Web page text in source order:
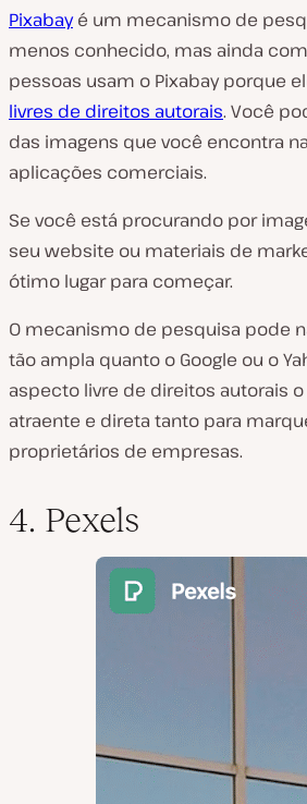
Pixabayé um mecanismo de
menos conhecido, mas ainda
pessoas usam o Pixabay porque
livres de direitos autorais. Você
das imagens que você encontra
aplicações comerciais.
Se você está procurando por
seu website ou materiais de
ótimo lugar para começar.
O mecanismo de pesquisa pode
tão ampla quanto o Google ou o
aspecto livre de direitos autorais
atraente e direta tanto para
proprietários de empresas.
4. Pexels